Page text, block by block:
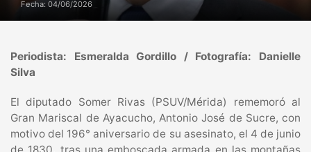
Fecha: 04/06/2026
Periodista: Esmeralda Gordillo / Fotografía: Danielle
Silva
El diputado Somer Rivas (PSUV/Mérida) rememoró al
Gran Mariscal de Ayacucho, Antonio José de Sucre, con
motivo del 196° aniversario de su asesinato, el 4 de junio